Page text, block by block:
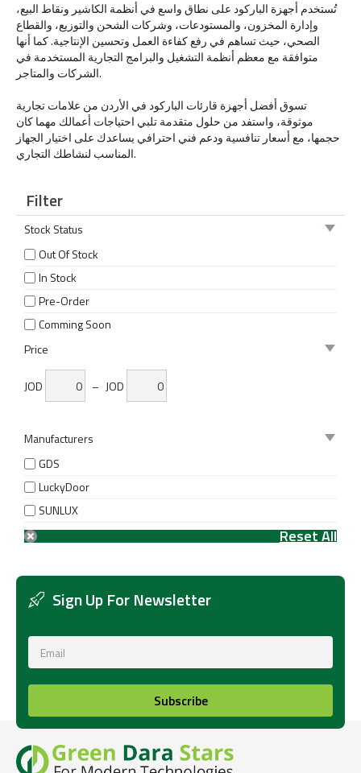
تُستخدم أجهزة الباركود على نطاق واسع في أنظمة الكاشير ونقاط البيع،
وإدارة المخزون، والمستودعات، وشركات الشحن والتوزيع، والقطاع
الصحي، حيث تساهم في رفع كفاءة العمل وتحسين الإنتاجية. كما أنها
متوافقة مع معظم أنظمة التشغيل والبرامج التجارية المستخدمة في
الشركات والمتاجر.
تسوق أفضل أجهزة قارئات الباركود في الأردن من علامات تجارية
موثوقة، واستفد من حلول متقدمة تلبي احتياجات أعمالك مهما كان
حجمها، مع أسعار تنافسية ودعم فني احترافي يساعدك على اختيار الجهاز
المناسب لنشاطك التجاري.
Filter
Stock Status
Out Of Stock
In Stock
Pre-Order
Comming Soon
Price
JOD – JOD
Manufacturers
GDS
LuckyDoor
SUNLUX
Sign Up For Newsletter
Subscribe